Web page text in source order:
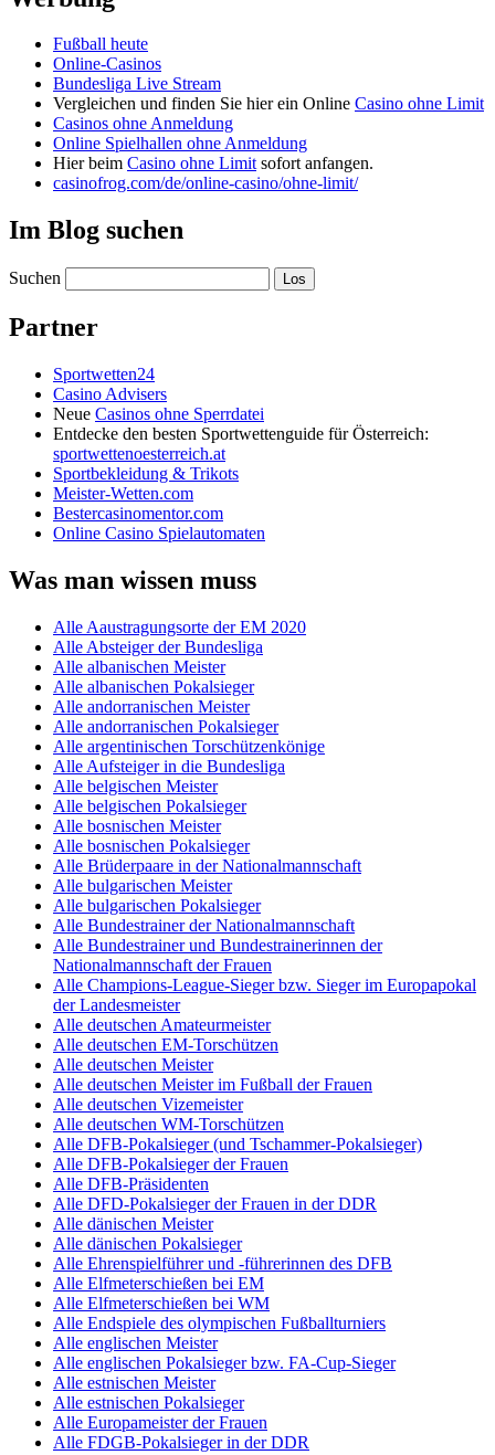
Fußball heute
Online-Casinos
Bundesliga Live Stream
Vergleichen und finden Sie hier ein Online Casino ohne Limit
Casinos ohne Anmeldung
Online Spielhallen ohne Anmeldung
Hier beim Casino ohne Limitsofort anfangen.
casinofrog.com/de/online-casino/ohne-limit/
Im Blog suchen
Suchen
Partner
Sportwetten24
Casino Advisers
Neue Casinos ohne Sperrdatei
Entdecke den besten Sportwettenguide für Österreich:
sportwettenoesterreich.at
Sportbekleidung & Trikots
Meister-Wetten.com
Bestercasinomentor.com
Online Casino Spielautomaten
Was man wissen muss
Alle Aaustragungsorte der EM 2020
Alle Absteiger der Bundesliga
Alle albanischen Meister
Alle albanischen Pokalsieger
Alle andorranischen Meister
Alle andorranischen Pokalsieger
Alle argentinischen Torschützenkönige
Alle Aufsteiger in die Bundesliga
Alle belgischen Meister
Alle belgischen Pokalsieger
Alle bosnischen Meister
Alle bosnischen Pokalsieger
Alle Brüderpaare in der Nationalmannschaft
Alle bulgarischen Meister
Alle bulgarischen Pokalsieger
Alle Bundestrainer der Nationalmannschaft
Alle Bundestrainer und Bundestrainerinnen der
Nationalmannschaft der Frauen
Alle Champions-League-Sieger bzw. Sieger im Europapokal
der Landesmeister
Alle deutschen Amateurmeister
Alle deutschen EM-Torschützen
Alle deutschen Meister
Alle deutschen Meister im Fußball der Frauen
Alle deutschen Vizemeister
Alle deutschen WM-Torschützen
Alle DFB-Pokalsieger (und Tschammer-Pokalsieger)
Alle DFB-Pokalsieger der Frauen
Alle DFB-Präsidenten
Alle DFD-Pokalsieger der Frauen in der DDR
Alle dänischen Meister
Alle dänischen Pokalsieger
Alle Ehrenspielführer und -führerinnen des DFB
Alle Elfmeterschießen bei EM
Alle Elfmeterschießen bei WM
Alle Endspiele des olympischen Fußballturniers
Alle englischen Meister
Alle englischen Pokalsieger bzw. FA-Cup-Sieger
Alle estnischen Meister
Alle estnischen Pokalsieger
Alle Europameister der Frauen
Alle FDGB-Pokalsieger in der DDR